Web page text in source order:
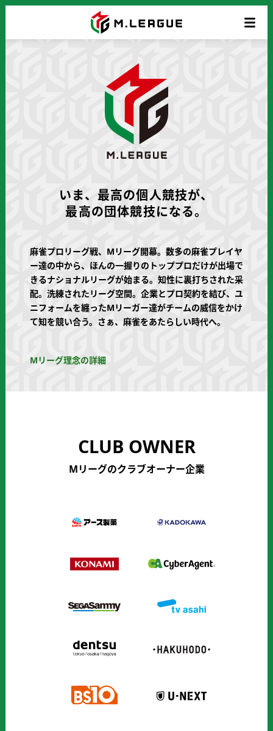
いま、最高の個人競技が、
最高の団体競技になる。
麻雀プロリーグ戦、Mリーグ開幕。数多の麻雀プレイヤ
ー達の中から、ほんの一握りのトッププロだけが出場で
きるナショナルリーグが始まる。知性に裏打ちされた采
配。洗練されたリーグ空間。企業とプロ契約を結び、ユ
ニフォームを纏ったMリーガー達がチームの威信をかけ
て知を競い合う。さぁ、麻雀をあたらしい時代へ。
Mリーグ理念の詳細
CLUB OWNER
Mリーグのクラブオーナー企業